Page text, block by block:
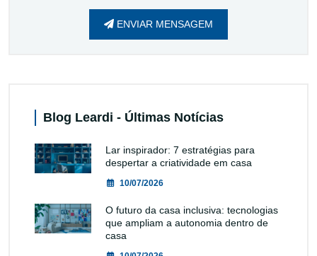
ENVIAR MENSAGEM
Blog Leardi - Últimas Notícias
Lar inspirador: 7 estratégias para
despertar a criatividade em casa
10/07/2026
O futuro da casa inclusiva: tecnologias
que ampliam a autonomia dentro de
casa